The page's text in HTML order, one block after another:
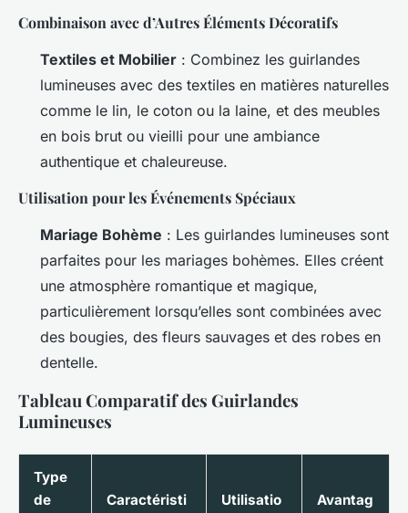
Combinaison avec d’Autres Éléments Décoratifs
Textiles et Mobilier : Combinez les guirlandes
lumineuses avec des textiles en matières naturelles
comme le lin, le coton ou la laine, et des meubles
en bois brut ou vieilli pour une ambiance
authentique et chaleureuse.
Utilisation pour les Événements Spéciaux
Mariage Bohème : Les guirlandes lumineuses sont
parfaites pour les mariages bohèmes. Elles créent
une atmosphère romantique et magique,
particulièrement lorsqu’elles sont combinées avec
des bougies, des fleurs sauvages et des robes en
dentelle.
Tableau Comparatif des Guirlandes
Lumineuses
Type
de
Caractéristi
Utilisatio
Avantag